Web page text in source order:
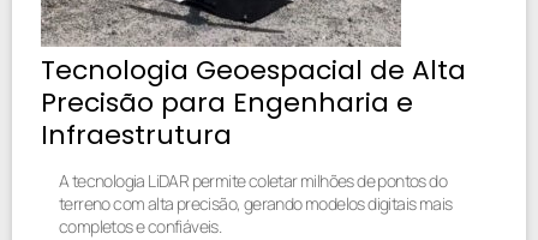
Tecnologia Geoespacial de Alta
Precisão para Engenharia e
Infraestrutura
A tecnologia LiDAR permite coletar milhões de pontos do
terreno com alta precisão, gerando modelos digitais mais
completos e confiáveis.